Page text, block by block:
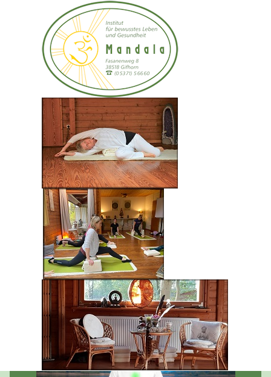
Traditionelles Reiki System in der 7.
Generation nach Dr. Usui
Die Ausbilderin: Christa-Maria Gerigk und Team
Dr. Usui; Dr. Hayashi; Frau Takata; Phyllis
Furumoto;
Brigitte Müller; Walter Lübeck;
Christa-Maria Gerigk